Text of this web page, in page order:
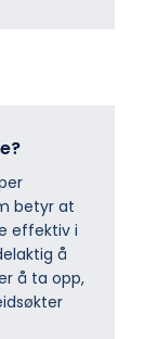
betyr at
effektiv i
å
å ta opp,